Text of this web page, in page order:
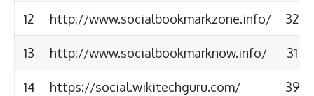
12 http://www.socialbookmarkzone.info/ 32
13 http://www.socialbookmarknow.info/ 31
14 https://social.wikitechguru.com/ 39